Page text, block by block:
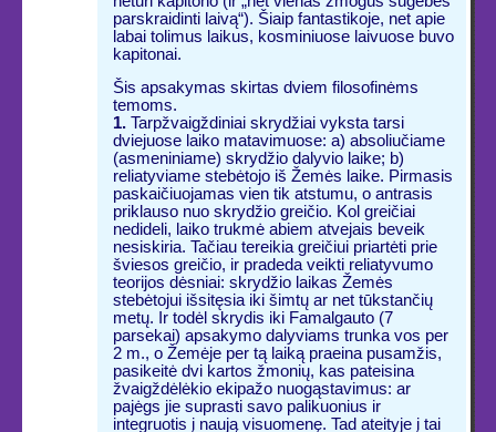
parskraidinti laivą“). Šiaip fantastikoje, net apie
labai tolimus laikus, kosminiuose laivuose buvo
kapitonai.
Šis apsakymas skirtas dviem filosofinėms
temoms.
1.Tarpžvaigždiniai skrydžiai vyksta tarsi
dviejuose laiko matavimuose: a) absoliučiame
(asmeniniame) skrydžio dalyvio laike; b)
reliatyviame stebėtojo iš Žemės laike. Pirmasis
paskaičiuojamas vien tik atstumu, o antrasis
priklauso nuo skrydžio greičio. Kol greičiai
nedideli, laiko trukmė abiem atvejais beveik
nesiskiria. Tačiau tereikia greičiui priartėti prie
šviesos greičio, ir pradeda veikti reliatyvumo
teorijos dėsniai: skrydžio laikas Žemės
stebėtojui išsitęsia iki šimtų ar net tūkstančių
metų. Ir todėl skrydis iki Famalgauto (7
parsekai) apsakymo dalyviams trunka vos per
2 m., o Žemėje per tą laiką praeina pusamžis,
pasikeitė dvi kartos žmonių, kas pateisina
žvaigždėlėkio ekipažo nuogąstavimus: ar
pajėgs jie suprasti savo palikuonius ir
integruotis į naują visuomenę. Tad ateityje į tai